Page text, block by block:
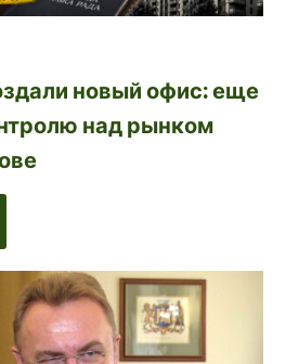
новый офис: еще
над рынком